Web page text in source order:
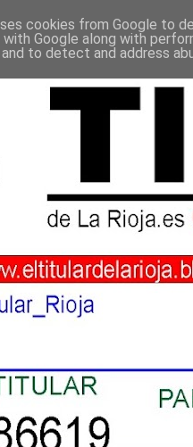
cookies from Google to
with Google along with
to detect and address